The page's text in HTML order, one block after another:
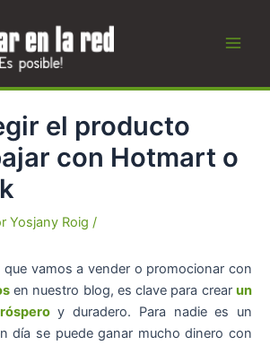
el producto
con Hotmart o
Yosjany Roig /
que vamos a vender o promocionar con
en nuestro blog, es clave para crearun
y duradero. Para nadie es un
día se puede ganar mucho dinero con